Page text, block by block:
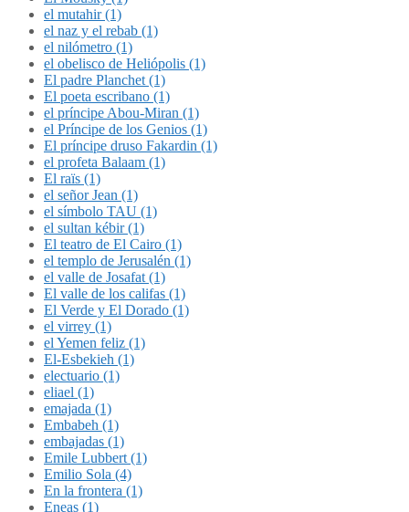
el mutahir (1)
el naz y el rebab (1)
el nilómetro (1)
el obelisco de Heliópolis (1)
El padre Planchet (1)
El poeta escribano (1)
el príncipe Abou-Miran (1)
el Príncipe de los Genios (1)
El príncipe druso Fakardin (1)
el profeta Balaam (1)
El raïs (1)
el señor Jean (1)
el símbolo TAU (1)
el sultan kébir (1)
El teatro de El Cairo (1)
el templo de Jerusalén (1)
el valle de Josafat (1)
El valle de los califas (1)
El Verde y El Dorado (1)
el virrey (1)
el Yemen feliz (1)
El-Esbekieh (1)
electuario (1)
eliael (1)
emajada (1)
Embabeh (1)
embajadas (1)
Emile Lubbert (1)
Emilio Sola (4)
En la frontera (1)
Eneas (1)